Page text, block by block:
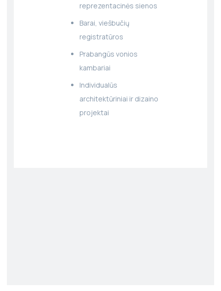
reprezentacinės sienos
Barai, viešbučių
registratūros
Prabangūs vonios
kambariai
Individualūs
architektūriniai ir dizaino
projektai